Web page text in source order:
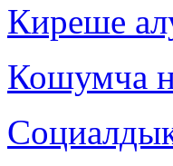
Киреше
Кошумча